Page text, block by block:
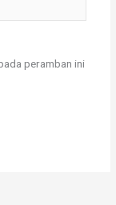
peramban ini